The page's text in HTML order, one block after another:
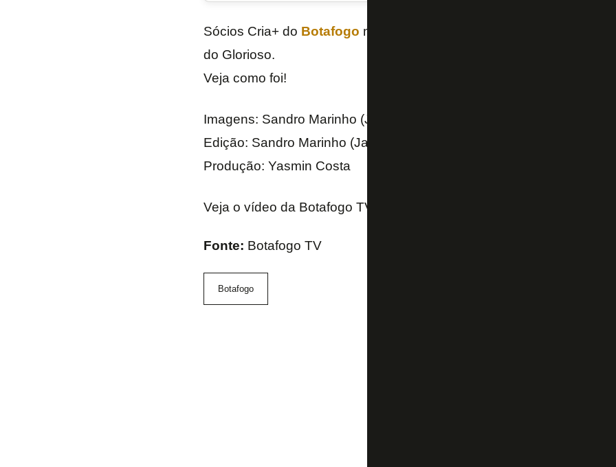
Sócios Cria+ do Botafogo mandaram cartas com recados especiais
do Glorioso.
Veja como foi!
Imagens: Sandro Marinho (Jamal)
Edição: Sandro Marinho (Jamal)
Produção: Yasmin Costa
Veja o vídeo da Botafogo TV acima.
Fonte: Botafogo TV
Botafogo